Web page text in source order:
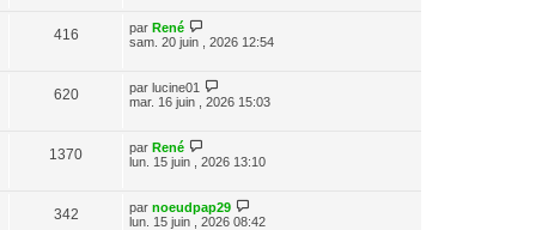
416 par René
sam. 20 juin , 2026 12:54
620 par lucine01
mar. 16 juin , 2026 15:03
1370 par René
lun. 15 juin , 2026 13:10
342 par noeudpap29
lun. 15 juin , 2026 08:42